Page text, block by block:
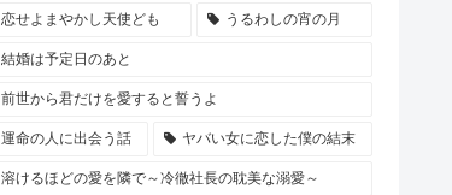
恋せよまやかし天使ども うるわしの宵の月
結婚は予定日のあと
前世から君だけを愛すると誓うよ
運命の人に出会う話 ヤバい女に恋した僕の結末
溶けるほどの愛を隣で～冷徹社長の耽美な溺愛～